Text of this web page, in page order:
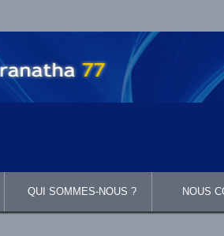
QUI SOMMES-NOUS ? NOUS